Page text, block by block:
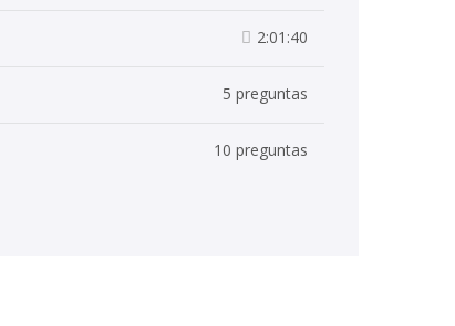
2:01:40
5 preguntas
10 preguntas